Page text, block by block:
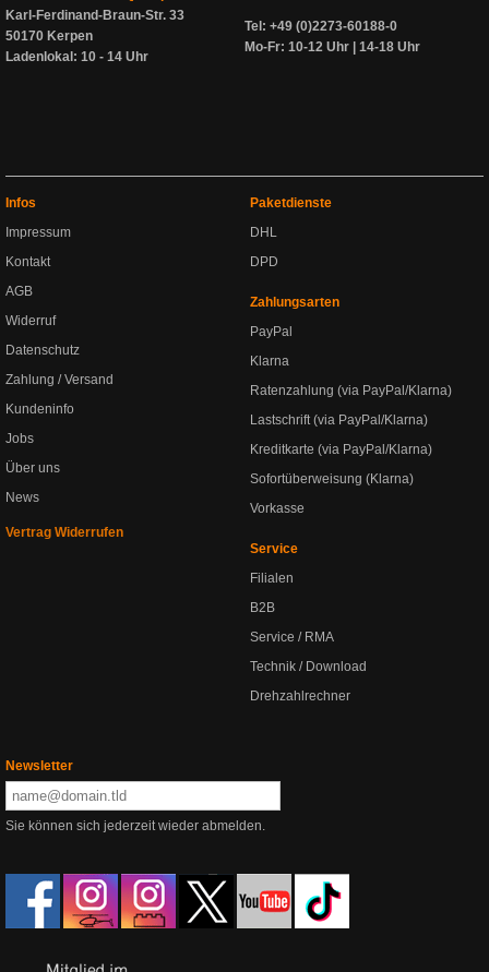
Karl-Ferdinand-Braun-Str. 33
50170 Kerpen
Ladenlokal: 10 - 14 Uhr
Tel: +49 (0)2273-60188-0
Mo-Fr: 10-12 Uhr | 14-18 Uhr
Infos
Impressum
Kontakt
AGB
Widerruf
Datenschutz
Zahlung / Versand
Kundeninfo
Jobs
Über uns
News
Vertrag Widerrufen
Paketdienste
DHL
DPD
Zahlungsarten
PayPal
Klarna
Ratenzahlung (via PayPal/Klarna)
Lastschrift (via PayPal/Klarna)
Kreditkarte (via PayPal/Klarna)
Sofortüberweisung (Klarna)
Vorkasse
Service
Filialen
B2B
Service / RMA
Technik / Download
Drehzahlrechner
Newsletter
Sie können sich jederzeit wieder abmelden.